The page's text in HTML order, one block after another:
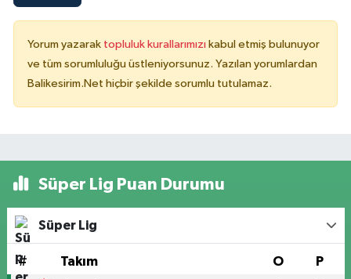
Yorum yazarak topluluk kurallarımızı kabul etmiş bulunuyor
ve tüm sorumluluğu üstleniyorsunuz. Yazılan yorumlardan
Balikesirim.Net hiçbir şekilde sorumlu tutulamaz.
Süper Lig Puan Durumu
Süper Lig
# Takım O P